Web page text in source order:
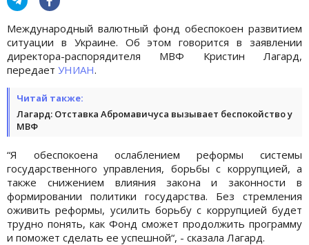
Международный валютный фонд обеспокоен развитием
ситуации в Украине. Об этом говорится в заявлении
директора-распорядителя МВФ Кристин Лагард,
передает УНИАН.
Читай также:
Лагард: Отставка Абромавичуса вызывает беспокойство у
МВФ
“Я обеспокоена ослаблением реформы системы
государственного управления, борьбы с коррупцией, а
также снижением влияния закона и законности в
формировании политики государства. Без стремления
оживить реформы, усилить борьбу с коррупцией будет
трудно понять, как Фонд сможет продолжить программу
и поможет сделать ее успешной“, - сказала Лагард.